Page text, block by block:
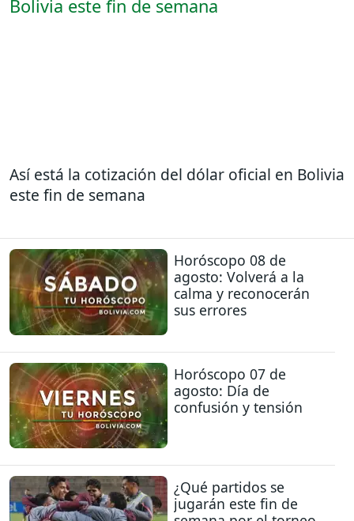
Así está la cotización del dólar oficial en Bolivia
este fin de semana
Horóscopo 08 de
agosto: Volverá a la
calma y reconocerán
sus errores
Horóscopo 07 de
agosto: Día de
confusión y tensión
¿Qué partidos se
jugarán este fin de